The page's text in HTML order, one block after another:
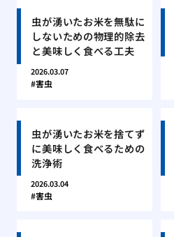
虫が湧いたお米を無駄に
しないための物理的除去
と美味しく食べる工夫
2026.03.07
害虫
虫が湧いたお米を捨てず
に美味しく食べるための
洗浄術
2026.03.04
害虫